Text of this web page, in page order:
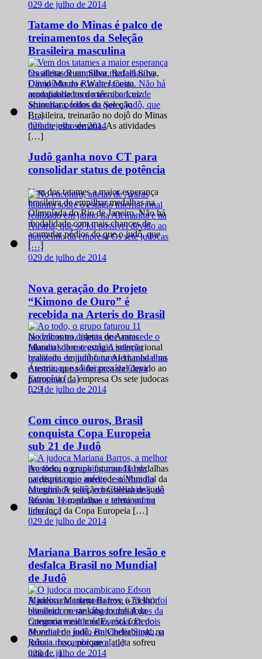
029 de julho de 2014
Tatame do Minas é palco de
treinamentos da Seleção
Brasileira masculina
Os atletas Ruan Silva, Rafael Silva,
David Moura e Walter Costa
acompanhados do técnico Luiz
Shinohara, todos da Seleção
Brasileira, treinarão no dojô do Minas
durante esta semana. As atividades
[…]
029 de julho de 2014
Judô ganha novo CT para
consolidar status de potência
Vem dos tatames a maior esperança
brasileira de empilhar medalhas na
Olimpíada do Rio de Janeiro. Não há
modalidade com mais chances de
acumular pódios do que o judô, que
[…]
029 de julho de 2014
Nova geração do Projeto
“Kimono de Ouro” é
recebida na Arteris do Brasil
No encontro, atletas de Araras
falaram sobre o estágio internacional
realizado em junho na Alemanha e na
Áustria, que só foi possível devido ao
patrocínio da empresa Os sete judocas
[…]
029 de julho de 2014
Com cinco ouros, Brasil
conquista Copa Europeia
sub 21 de Judô
Ao todo, o grupo faturou 11 medalhas
na disputa que antecede o Mundial da
categoria A seleção brasileira de judô
faturou 11 medalhas e terminou na
liderança da Copa Europeia […]
029 de julho de 2014
Mariana Barros sofre lesão e
desfalca Brasil no Mundial
de Judô
A judoca Mariana Barros, a melhor
brasileira no ranking mundial da
categoria meio médio, está fora do
Mundial de judô, em Cheliabinsk, na
Rússia. Isso, porque a atleta sofreu
uma […]
028 de julho de 2014